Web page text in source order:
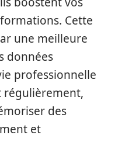
Cette
une meilleure
données
professionnelle
régulièrement,
des
et